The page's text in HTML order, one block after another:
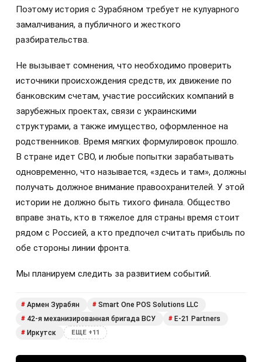
Поэтому история с Зурабяном требует не кулуарного
замалчивания, а публичного и жесткого
разбирательства.
Не вызывает сомнения, что необходимо проверить
источники происхождения средств, их движение по
банковским счетам, участие российских компаний в
зарубежных проектах, связи с украинскими
структурами, а также имущество, оформленное на
родственников. Время мягких формулировок прошло.
В стране идет СВО, и любые попытки зарабатывать
одновременно, что называется, «здесь и там», должны
получать должное внимание правоохранителей. У этой
истории не должно быть тихого финала. Общество
вправе знать, кто в тяжелое для страны время стоит
рядом с Россией, а кто предпочел считать прибыль по
обе стороны линии фронта.
Мы планируем следить за развитием событий.
# Армен Зурабян # Smart One POS Solutions LLC
# 42-я механизированная бригада ВСУ # E-21 Partners
# Иркутск ЕЩЕ +11